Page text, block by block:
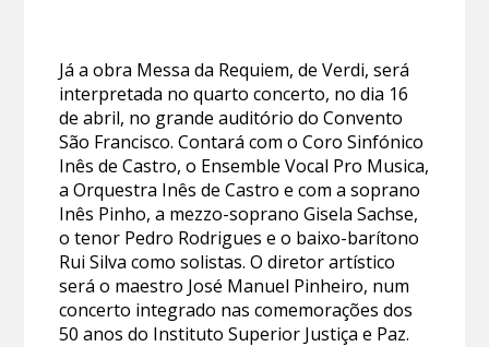
Já a obra Messa da Requiem, de Verdi, será
interpretada no quarto concerto, no dia 16
de abril, no grande auditório do Convento
São Francisco. Contará com o Coro Sinfónico
Inês de Castro, o Ensemble Vocal Pro Musica,
a Orquestra Inês de Castro e com a soprano
Inês Pinho, a mezzo-soprano Gisela Sachse,
o tenor Pedro Rodrigues e o baixo-barítono
Rui Silva como solistas. O diretor artístico
será o maestro José Manuel Pinheiro, num
concerto integrado nas comemorações dos
50 anos do Instituto Superior Justiça e Paz.